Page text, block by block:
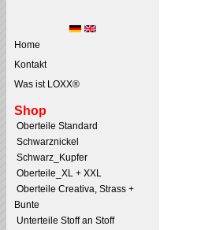
Home
Kontakt
Was ist LOXX®
Shop
Oberteile Standard
Schwarznickel
Schwarz_Kupfer
Oberteile_XL + XXL
Oberteile Creativa, Strass +
Bunte
Unterteile Stoff an Stoff